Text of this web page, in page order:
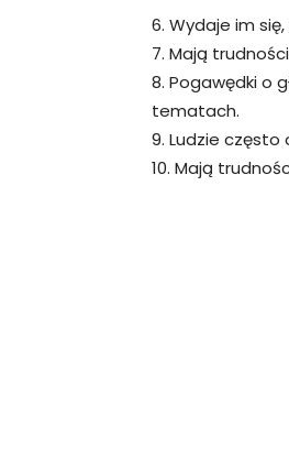
6. Wydaje im
7. Mają
8. Pogawędki o
tematach.
9. Ludzie często
10. Mają